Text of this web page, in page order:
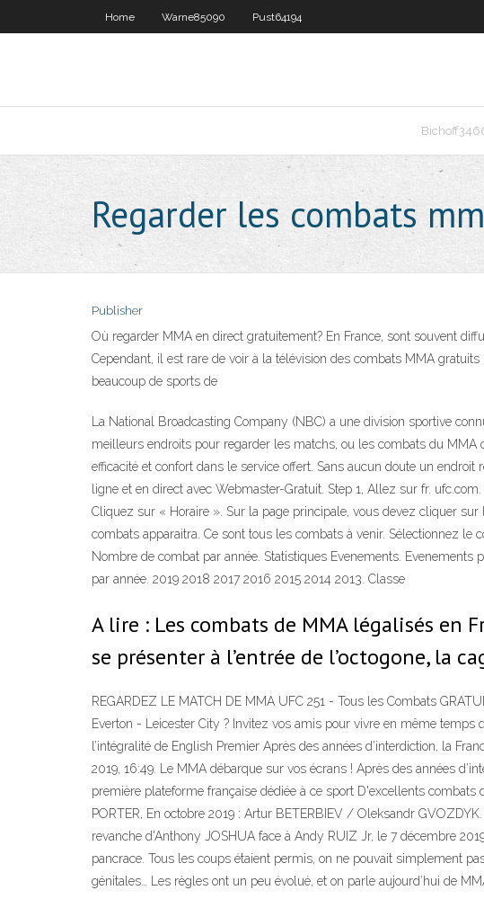
Home Warne85090 Pust64194
Regarder les combats
Publisher
Où regarder MMA en direct gratuitement? En France, sont souvent
Cependant, il est rare de voir à la télévision des combats MMA
beaucoup de sports de
La National Broadcasting Company (NBC) a une division sportive
meilleurs endroits pour regarder les matchs, ou les combats du MMA
efficacité et confort dans le service offert. Sans aucun doute un
ligne et en direct avec Webmaster-Gratuit. Step 1, Allez sur fr.
Cliquez sur « Horaire ». Sur la page principale, vous devez cliquer
combats apparaitra. Ce sont tous les combats à venir. Sélectionnez
Nombre de combat par année. Statistiques Evenements.
par année. 2019 2018 2017 2016 2015 2014 2013. Classe
A lire : Les combats de MMA légalisés en
se présenter à l’entrée de l’octogone, la
REGARDEZ LE MATCH DE MMA UFC 251 - Tous les Combats
Everton - Leicester City ? Invitez vos amis pour vivre en même
l’intégralité de English Premier Après des années d’interdiction, la
2019, 16:49. Le MMA débarque sur vos écrans ! Après des années
première plateforme française dédiée à ce sport D'excellents
PORTER, En octobre 2019 : Artur BETERBIEV / Oleksandr
revanche d'Anthony JOSHUA face à Andy RUIZ Jr, le 7 décembre
pancrace. Tous les coups étaient permis, on ne pouvait simplement
génitales… Les règles ont un peu évolué, et on parle aujourd’hui de